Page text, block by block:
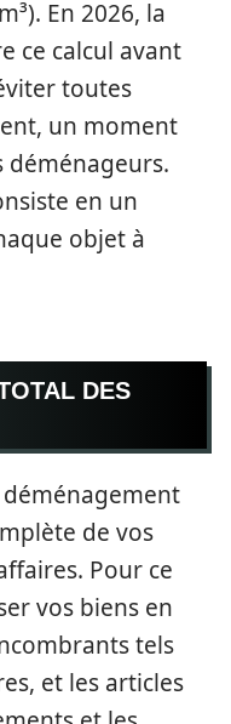
En 2026, la
ce calcul avant
toutes
un moment
déménageurs.
en un
objet à
DES
de vos
Pour ce
vos biens en
tels
et les articles